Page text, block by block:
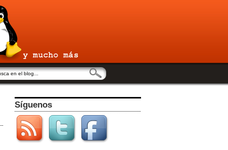
Síguenos